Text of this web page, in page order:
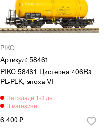
PIKO
58461
PIKO 58461 Цистерна 406Ra
PL-PLK, эпоха VI
6 400